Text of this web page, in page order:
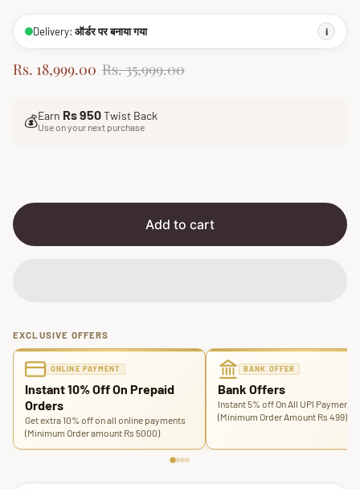
Delivery: ऑर्डर पर बनाया गया i
S
Rs. 18,999.00 R
u
l
r
Rs. 35,999.00
💰Earn Rs 950Twist Back
Use on your next purchase
Add to cart
EXCLUSIVE OFFERS
ONLINE PAYMENT
Instant 10% Off On Prepaid
Orders
Get extra 10% off on all online payments
(Minimum Order amount Rs 5000)
BANK OFFER
Bank Offers
Instant 5% off On All UPI Payments
(Minimum Order Amount Rs 499)